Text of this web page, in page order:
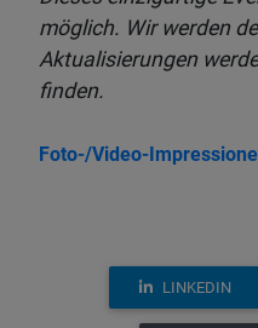
möglich. Wir werden
Aktualisierungen
finden.
Foto-/Video-
LINKEDIN